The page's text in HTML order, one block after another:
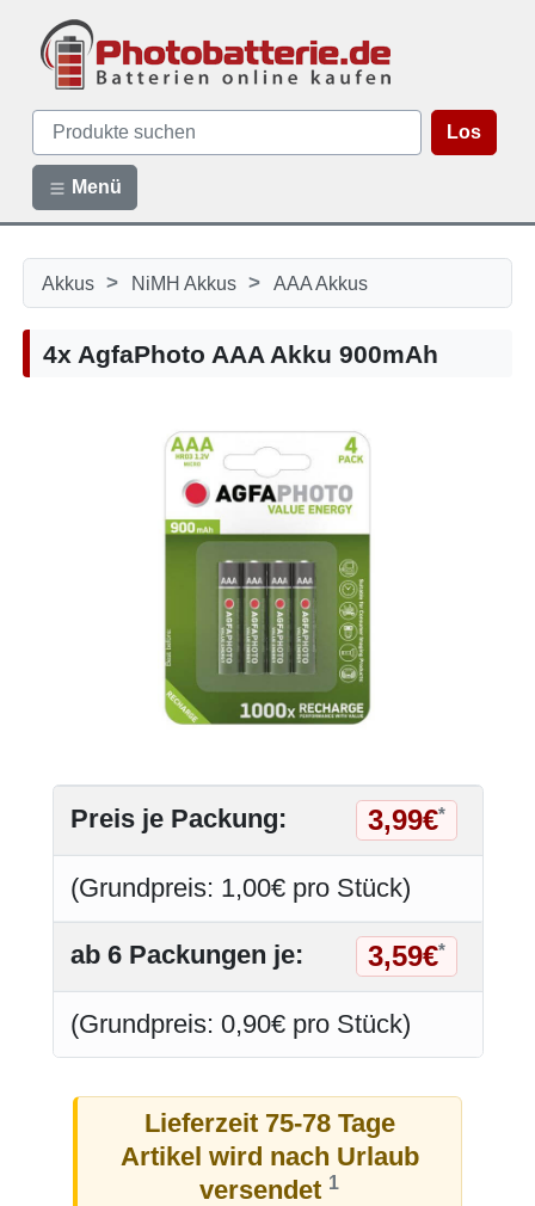
Los
Menü
Akkus > NiMH Akkus > AAA Akkus
4x AgfaPhoto AAA Akku 900mAh
Preis je Packung: 3,99€*
(Grundpreis: 1,00€ pro Stück)
ab 6 Packungen je: 3,59€*
(Grundpreis: 0,90€ pro Stück)
Lieferzeit 75-78 Tage
Artikel wird nach Urlaub
versendet 1